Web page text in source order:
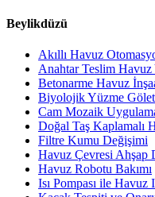
Beylikdüzü
Akıllı Havuz
Anahtar Teslim Havuz
Betonarme Havuz
Biyolojik Yüzme
Cam Mozaik
Doğal Taş Kaplamalı
Filtre Kumu Değişimi
Havuz Çevresi Ahşap
Havuz Robotu Bakımı
Isı Pompası ile Havuz